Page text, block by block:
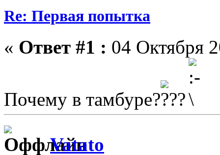
Re: Первая попытка
« Ответ #1 : 04 Октября
Почему в тамбуре?
Vatato